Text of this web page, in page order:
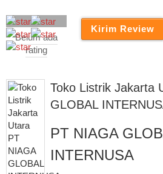
Belum ada
rating
Toko Listrik Jakarta
GLOBAL
PT NIAGA
INTERNUSA